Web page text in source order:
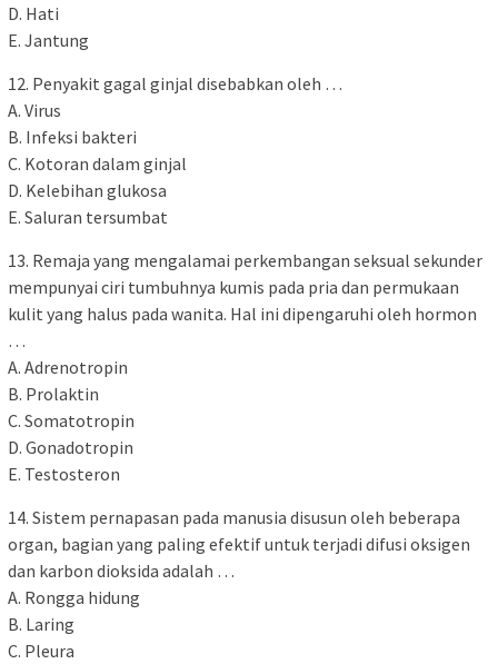
D. Hati
E. Jantung
12. Penyakit gagal ginjal disebabkan oleh …
A. Virus
B. Infeksi bakteri
C. Kotoran dalam ginjal
D. Kelebihan glukosa
E. Saluran tersumbat
13. Remaja yang mengalamai perkembangan seksual sekunder
mempunyai ciri tumbuhnya kumis pada pria dan permukaan
kulit yang halus pada wanita. Hal ini dipengaruhi oleh hormon
…
A. Adrenotropin
B. Prolaktin
C. Somatotropin
D. Gonadotropin
E. Testosteron
14. Sistem pernapasan pada manusia disusun oleh beberapa
organ, bagian yang paling efektif untuk terjadi difusi oksigen
dan karbon dioksida adalah …
A. Rongga hidung
B. Laring
C. Pleura